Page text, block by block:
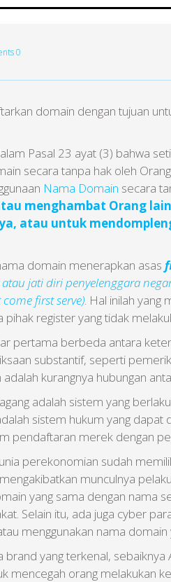
0
domain dengan tujuan
Pasal 23 ayat (3) bahwa
secara tanpa hak oleh
Nama Domain secara
menghambat Orang
atau untuk
domain menerapkan asas
jati diri penyelenggara
first serve). Hal inilah
pihak register yang tidak
pertama berbeda antara
substantif, seperti
kurangnya hubungan
adalah sistem yang
sistem hukum yang
pendaftaran merek dengan
perekonomian sudah
munculnya
yang sama dengan nama
Selain itu, ada juga cyber
menggunakan nama
brand yang terkenal,
mencegah orang melakukan